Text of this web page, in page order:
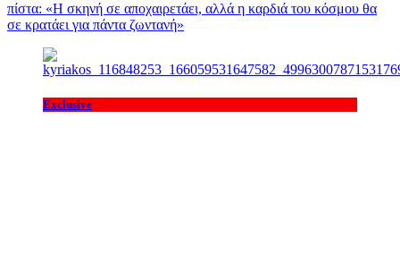
πίστα: «H σκηνή σε αποχαιρετάει, αλλά η καρδιά του κόσμου θα
σε κρατάει για πάντα ζωντανή»
Exclusive